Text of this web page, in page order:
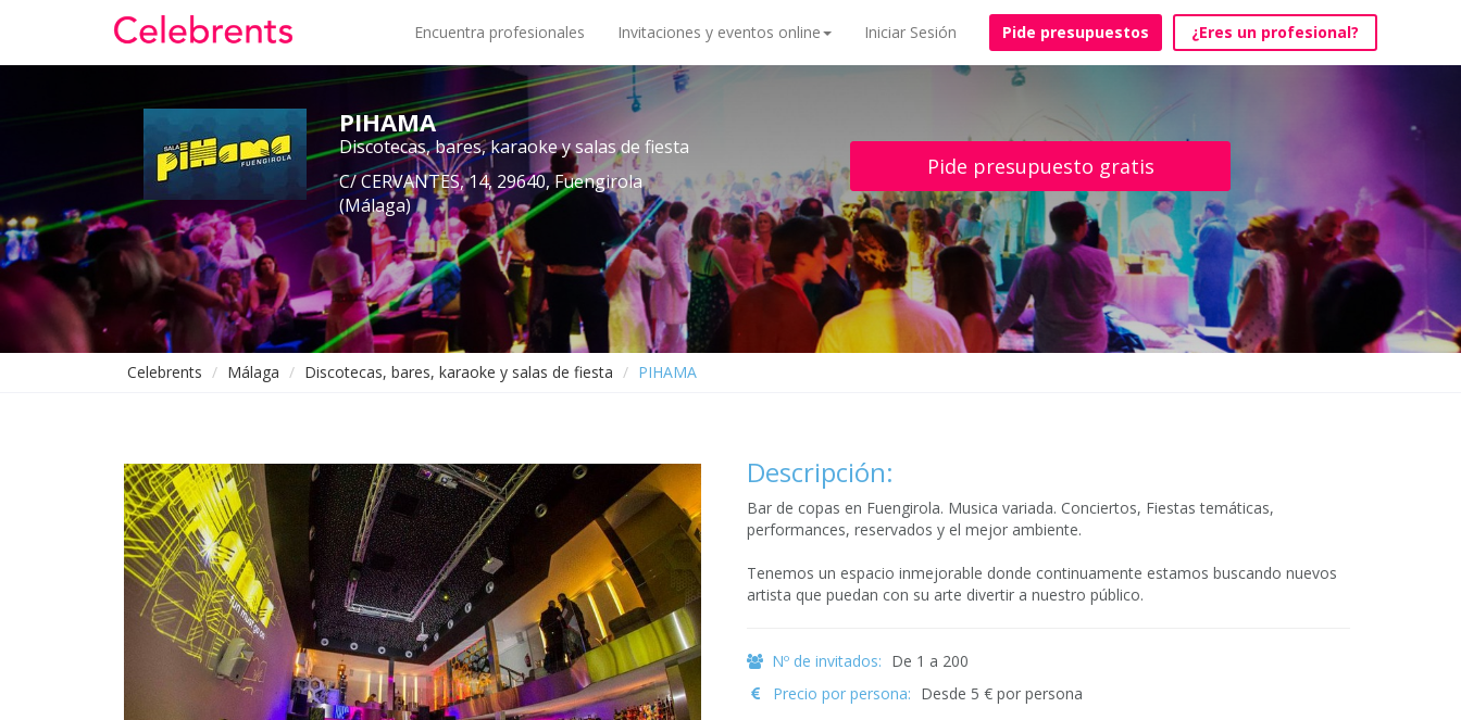
Encuentra profesionales Invitaciones y eventos online Iniciar Sesión Pide presupuestos ¿Eres un profesional?
PIHAMA
Discotecas, bares, karaoke y salas de fiesta
C/ CERVANTES, 14, 29640, Fuengirola
(Málaga)
Pide presupuesto gratis
Celebrents Málaga Discotecas, bares, karaoke y salas de fiesta PIHAMA
Descripción:
Bar de copas en Fuengirola. Musica variada. Conciertos, Fiestas temáticas,
performances, reservados y el mejor ambiente.
Tenemos un espacio inmejorable donde continuamente estamos buscando nuevos
artista que puedan con su arte divertir a nuestro público.
Nº de invitados: De 1 a 200
Precio por persona: Desde 5 € por persona